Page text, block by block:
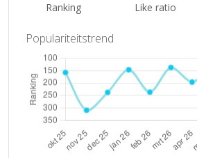
Ranking Like ratio
Populariteitstrend